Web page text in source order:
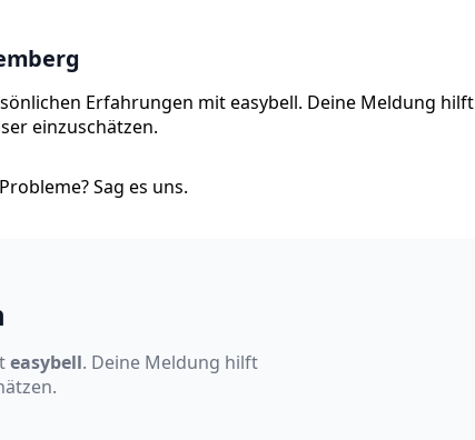
Erfahrungen mit easybell. Deine Meldung hilft
einzuschätzen.
Sag es uns.
easybell. Deine Meldung hilft